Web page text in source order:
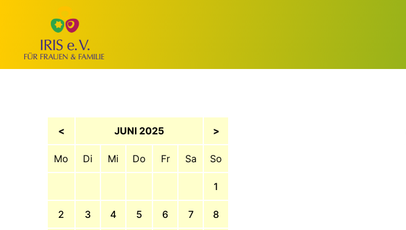
< JUNI 2025 >
Mo Di Mi Do Fr Sa So
1
2 3 4 5 6 7 8